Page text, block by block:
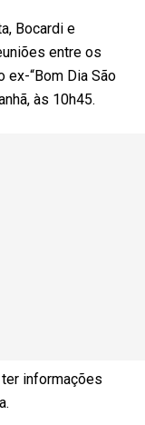
Bocardi e
entre os
ex-“Bom Dia São
às 10h45.
ter informações